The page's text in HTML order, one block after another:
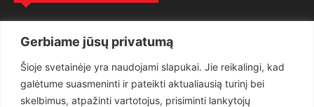
Gerbiame jūsų privatumą
Šioje svetainėje yra naudojami slapukai. Jie reikalingi, kad
galėtume suasmeninti ir pateikti aktualiausią turinį bei
skelbimus, atpažinti vartotojus, prisiminti lankytojų
Teisėsauga
1497
Aktualu